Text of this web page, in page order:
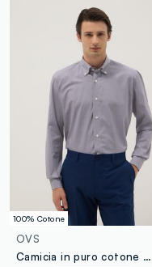
100% Cotone
OVS
Camicia in puro cotone grigia a microquadri easy iron regular fit